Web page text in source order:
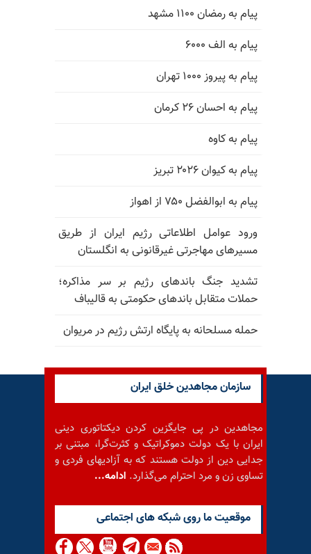
پیام به رمضان ۱۱۰۰ مشهد
پیام به الف ۶۰۰۰
پیام به پیروز ۱۰۰۰ تهران
پیام به احسان ۲۶ کرمان
پیام به کاوه
پیام به کیوان ۲۰۲۶ تبریز
پیام به ابوالفضل ۷۵۰ از اهواز
ورود عوامل اطلاعاتی رژیم ایران از طریق
مسیرهای مهاجرتی غیرقانونی به انگلستان
تشدید جنگ باندهای رژیم بر سر مذاکره؛
حملات متقابل باندهای حکومتی به قالیباف
حمله مسلحانه به پایگاه ارتش رژیم در مریوان
سازمان مجاهدین خلق ایران
مجاهدین در پی جایگزین کردن دیکتاتوری دینی
ایران با یک دولت دموکراتیک و کثرت‌گرا، مبتنی بر
جدایی دین از دولت هستند که به آزادیهای فردی و
تساوی زن و مرد احترام می‌گذارد. ادامه...
موقعيت ما روى شبكه هاى اجتماعى